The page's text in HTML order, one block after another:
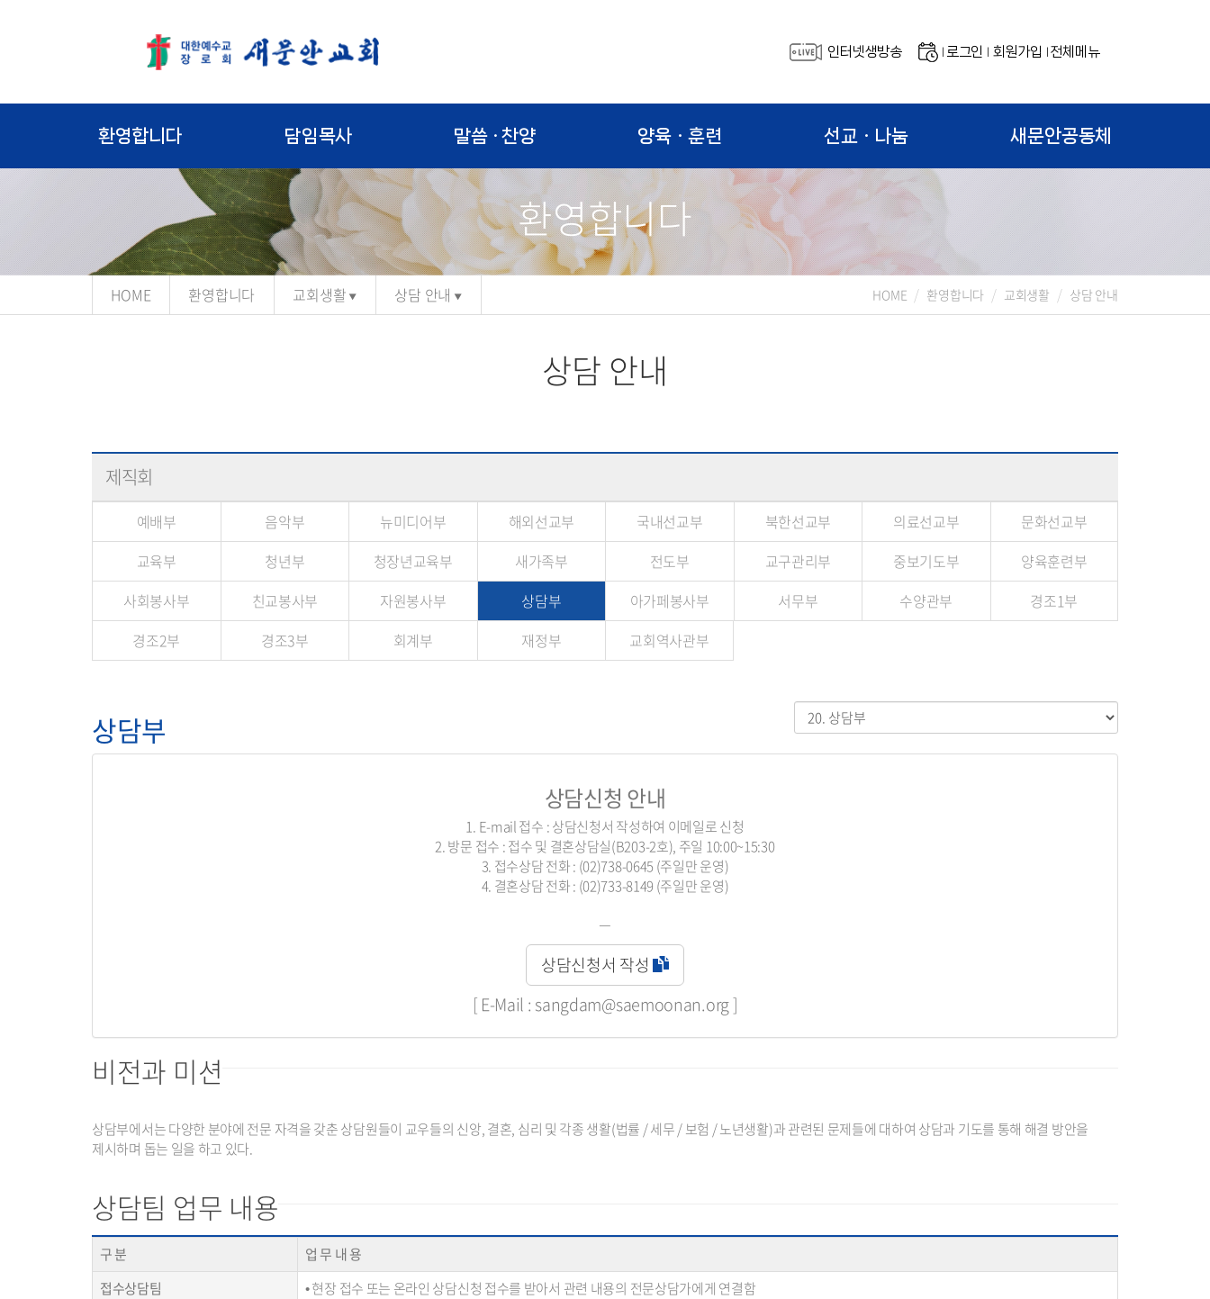
인터넷생방송 로그인 회원가입 전체메뉴
환영합니다 담임목사 말씀 · 찬양 양육ㆍ훈련 선교ㆍ나눔 새문안공동체
환영합니다
HOME 환영합니다 교회생활 상담 안내 HOME 환영합니다 교회생활 상담 안내
상담 안내
제직회
예배부 음악부 뉴미디어부 해외선교부 국내선교부 북한선교부 의료선교부
문화선교부
교육부
청년부 청장년교육부 새가족부 전도부 교구관리부 중보기도부
양육훈련부
사회봉사부
친교봉사부 자원봉사부 상담부 아가페봉사부 서무부 수양관부
경조1부
경조2부
경조3부 회계부 재정부 교회역사관부
상담부
상담신청 안내
1. E-mail 접수 : 상담신청서 작성하여 이메일로 신청
2. 방문 접수 : 접수 및 결혼상담실(B203-2호), 주일 10:00~15:30
3. 접수상담 전화 : (02)738-0645 (주일만 운영)
4. 결혼상담 전화 : (02)733-8149 (주일만 운영)
ㅡ
상담신청서 작성
[ E-Mail : sangdam@saemoonan.org ]
비전과 미션
상담부에서는 다양한 분야에 전문 자격을 갖춘 상담원들이 교우들의 신앙, 결혼, 심리 및 각종 생활(법률 / 세무 / 보험 / 노년생활)과 관련된 문제들에 대하여 상담과 기도를 통해 해결 방안을
제시하며 돕는 일을 하고 있다.
상담팀 업무 내용
구 분
업 무 내 용
접수상담팀
• 현장 접수 또는 온라인 상담신청 접수를 받아서 관련 내용의 전문상담가에게 연결함